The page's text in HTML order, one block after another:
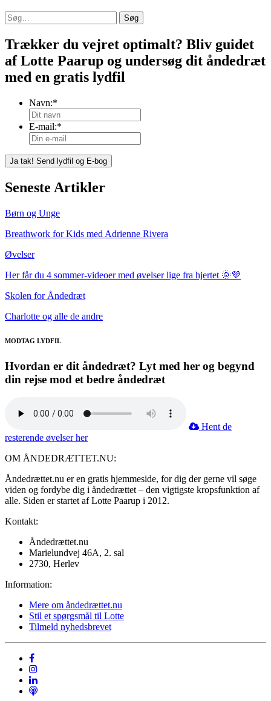
Søg
Trækker du vejret optimalt? Bliv guidet
af Lotte Paarup og undersøg dit åndedræt
med en gratis lydfil
Navn:*
E-mail:*
Seneste Artikler
Børn og Unge
Breathwork for Kids med Adrienne Rivera
Øvelser
Her får du 4 sommer-videoer med øvelser lige fra hjertet 🌞💜
Skolen for Åndedræt
Charlotte og alle de andre
MODTAG LYDFIL
Hvordan er dit åndedræt? Lyt med her og begynd
din rejse mod et bedre åndedræt
Hent de
resterende øvelser her
OM ÅNDEDRÆTTET.NU:
Åndedrættet.nu er en gratis hjemmeside, for dig der gerne vil søge
viden og fordybe dig i åndedrættet – den vigtigste kropsfunktion af
alle. Siden er startet af Lotte Paarup i 2012.
Kontakt:
Åndedrættet.nu
Marielundvej 46A, 2. sal
2730, Herlev
Information:
Mere om åndedrættet.nu
Stil et spørgsmål til Lotte
Tilmeld nyhedsbrevet